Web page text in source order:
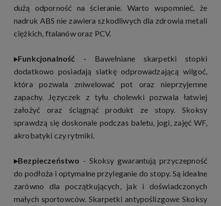
dużą odporność na ścieranie. Warto wspomnieć, że
nadruk ABS nie zawiera szkodliwych dla zdrowia metali
ciężkich, ftalanów oraz PCV.
▸Funkcjonalność - Bawełniane skarpetki stopki
dodatkowo posiadają siatkę odprowadzającą wilgoć,
która pozwala zniwelować pot oraz nieprzyjemne
zapachy. Języczek z tyłu cholewki pozwala łatwiej
założyć oraz ściągnąć produkt ze stopy. Skoksy
sprawdzą się doskonale podczas baletu, jogi, zajęć WF,
akrobatyki czy rytmiki.
▸Bezpieczeństwo - Skoksy gwarantują przyczepność
do podłoża i optymalne przyleganie do stopy. Są idealne
zarówno dla początkujących, jak i doświadczonych
małych sportowców. Skarpetki antypoślizgowe Skoksy